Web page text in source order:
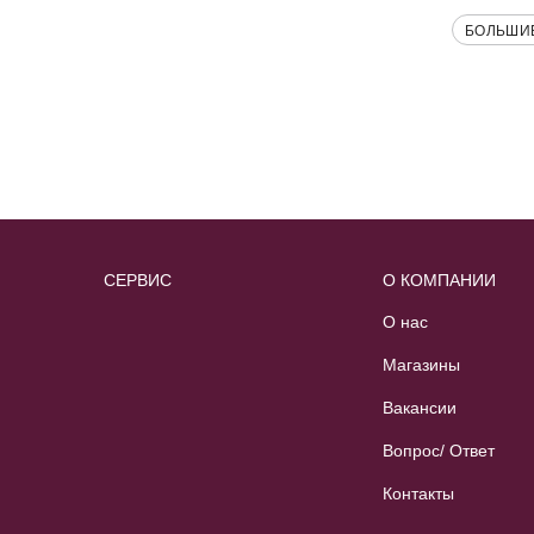
СЕРВИС О КОМПАНИИ
О нас
Магазины
Вакансии
Вопрос/ Ответ
Контакты